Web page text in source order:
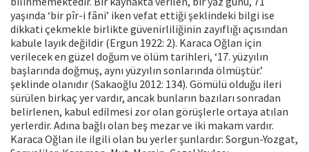
yaşında ‘bir pîr-i fâni’ iken vefat ettiği şeklindeki bilgi ise
dikkati çekmekle birlikte güvenirliliğinin zayıflığı açısından
kabule layık değildir (Ergun 1922: 2). Karaca Oğlan için
verilecek en güzel doğum ve ölüm tarihleri, ‘17. yüzyılın
başlarında doğmuş, aynı yüzyılın sonlarında ölmüştür.’
şeklinde olanıdır (Sakaoğlu 2012: 134). Gömülü olduğu ileri
sürülen birkaç yer vardır, ancak bunların bazıları sonradan
belirlenen, kabul edilmesi zor olan görüşlerle ortaya atılan
yerlerdir. Adına bağlı olan beş mezar ve iki makam vardır.
Karaca Oğlan ile ilgili olan bu yerler şunlardır: Sorgun-Yozgat,